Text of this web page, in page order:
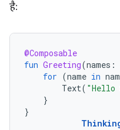
है:
@Composable
fun Greeting(names :
for (name in
Text( "Hello
}
}